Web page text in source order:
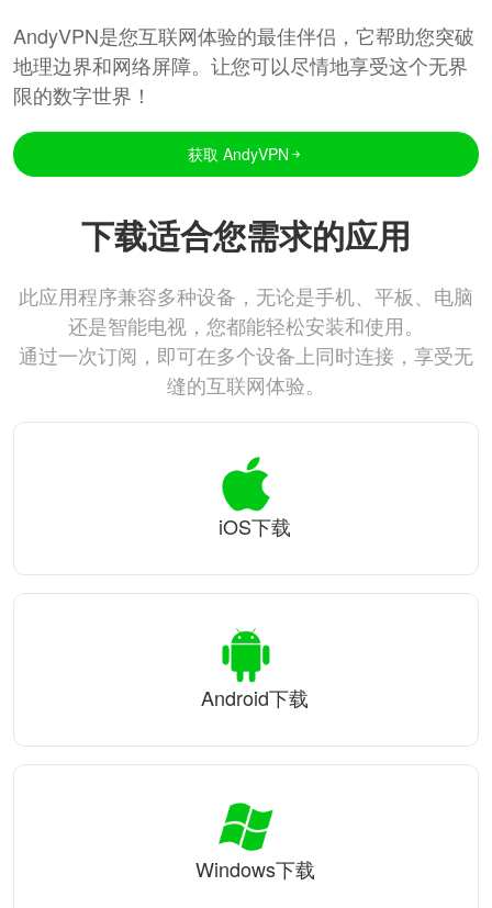
AndyVPN是您互联网体验的最佳伴侣，它帮助您突破
地理边界和网络屏障。让您可以尽情地享受这个无界
限的数字世界！
获取 AndyVPN
下载适合您需求的应用
此应用程序兼容多种设备，无论是手机、平板、电脑
还是智能电视，您都能轻松安装和使用。
通过一次订阅，即可在多个设备上同时连接，享受无
缝的互联网体验。
iOS下载
Android下载
Windows下载